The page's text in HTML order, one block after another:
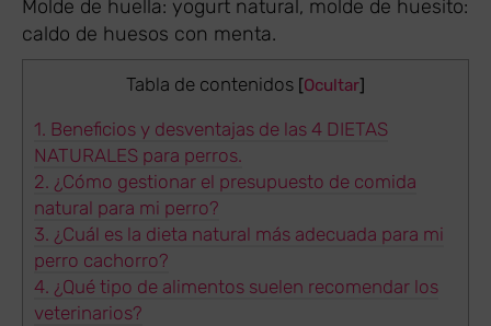
Molde de huella: yogurt natural, molde de huesito:
caldo de huesos con menta.
Tabla de contenidos [Ocultar]
1. Beneficios y desventajas de las 4 DIETAS
NATURALES para perros.
2. ¿Cómo gestionar el presupuesto de comida
natural para mi perro?
3. ¿Cuál es la dieta natural más adecuada para mi
perro cachorro?
4. ¿Qué tipo de alimentos suelen recomendar los
veterinarios?